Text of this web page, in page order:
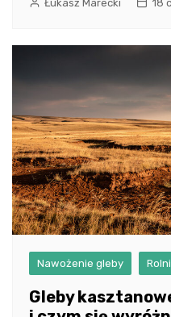
Łukasz Marecki 18
Nawożenie gleby
Gleby